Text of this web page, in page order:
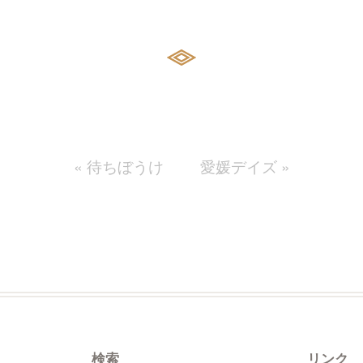
« 待ちぼうけ 愛媛デイズ »
検索 リンク